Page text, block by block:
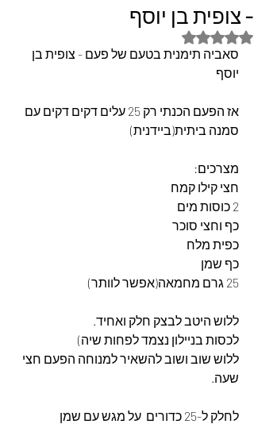
- צופית בן יוסף
דירוג של NaN מתוך 5 כוכבים
סאביה תימנית בטעם של פעם - צופית בן
יוסף
אז הפעם הכנתי רק 25 עלים דקים דקים עם
סמנה ביתית(ביידנית)
מצרכים:
חצי קילו קמח
2 כוסות מים
כף וחצי סוכר
כפית מלח
כף שמן
25 גרם מחמאה(אפשר לוותר)
ללוש היטב לבצק חלק ואחיד.
לכסות בניילון נצמד לפחות שיה)
ללוש שוב ושוב להשאיר למנוחה הפעם חצי
שעה.
לחלק ל-25 כדורים  על מגש עם שמן